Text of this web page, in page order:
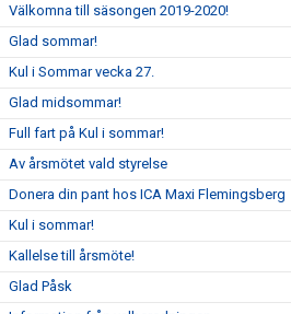
Välkomna till säsongen 2019-2020!
Glad sommar!
Kul i Sommar vecka 27.
Glad midsommar!
Full fart på Kul i sommar!
Av årsmötet vald styrelse
Donera din pant hos ICA Maxi Flemingsberg
Kul i sommar!
Kallelse till årsmöte!
Glad Påsk